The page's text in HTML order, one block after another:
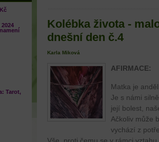
Tarot,
Kolébka života -
dnešní den č.4
Karla Miková
AFIRMACE:
Matka je
Je s námi
její bolest,
Ačkoliv může
vychází z